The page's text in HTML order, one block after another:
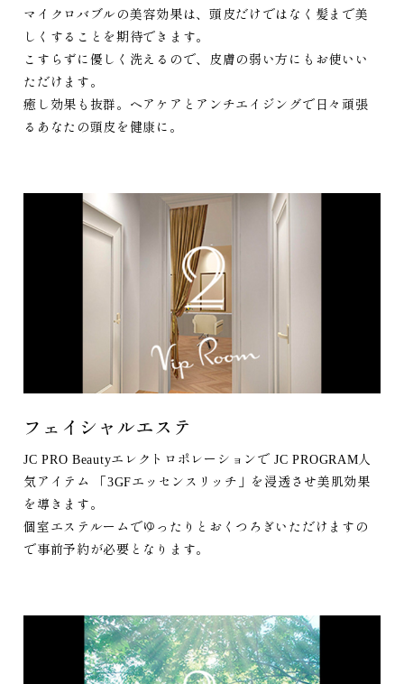
マイクロバブルの美容効果は、頭皮だけではなく髪まで美
しくすることを期待できます。
こすらずに優しく洗えるので、皮膚の弱い方にもお使いい
ただけます。
癒し効果も抜群。ヘアケアとアンチエイジングで日々頑張
るあなたの頭皮を健康に。
フェイシャルエステ
JC PRO Beautyエレクトロポレーションで JC PROGRAM人
気アイテム 「3GFエッセンスリッチ」を浸透させ美肌効果
を導きます。
個室エステルームでゆったりとおくつろぎいただけますの
で事前予約が必要となります。